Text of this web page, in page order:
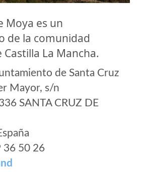
Moya es un
de la comunidad
La Mancha.
de Santa Cruz
Mayor, s/n
SANTA CRUZ DE
36 50 26